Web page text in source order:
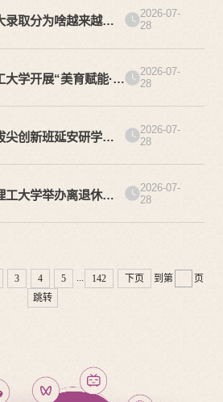
录取分为啥越来越
2026-07-
28
大学开展“美育赋能·绘
2026-07-
28
尖创新班延安研学之
2026-07-
28
工大学举办离退休工
2026-07-
28
3 4 5 ... 142 下页 到第
页
跳转